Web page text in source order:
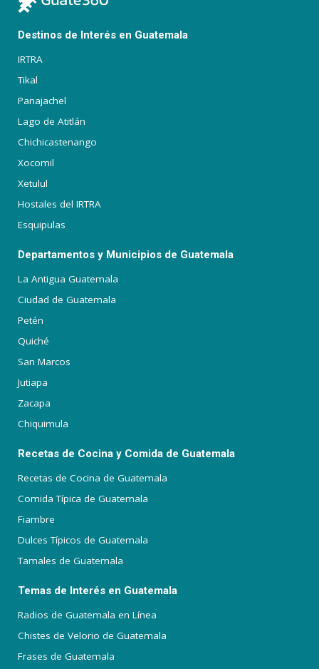
Destinos de Interés en Guatemala
IRTRA
Tikal
Panajachel
Lago de Atitlán
Chichicastenango
Xocomil
Xetulul
Hostales del IRTRA
Esquipulas
Departamentos y Municipios de Guatemala
La Antigua Guatemala
Ciudad de Guatemala
Petén
Quiché
San Marcos
Jutiapa
Zacapa
Chiquimula
Recetas de Cocina y Comida de Guatemala
Recetas de Cocina de Guatemala
Comida Típica de Guatemala
Fiambre
Dulces Típicos de Guatemala
Tamales de Guatemala
Temas de Interés en Guatemala
Radios de Guatemala en Línea
Chistes de Velorio de Guatemala
Frases de Guatemala